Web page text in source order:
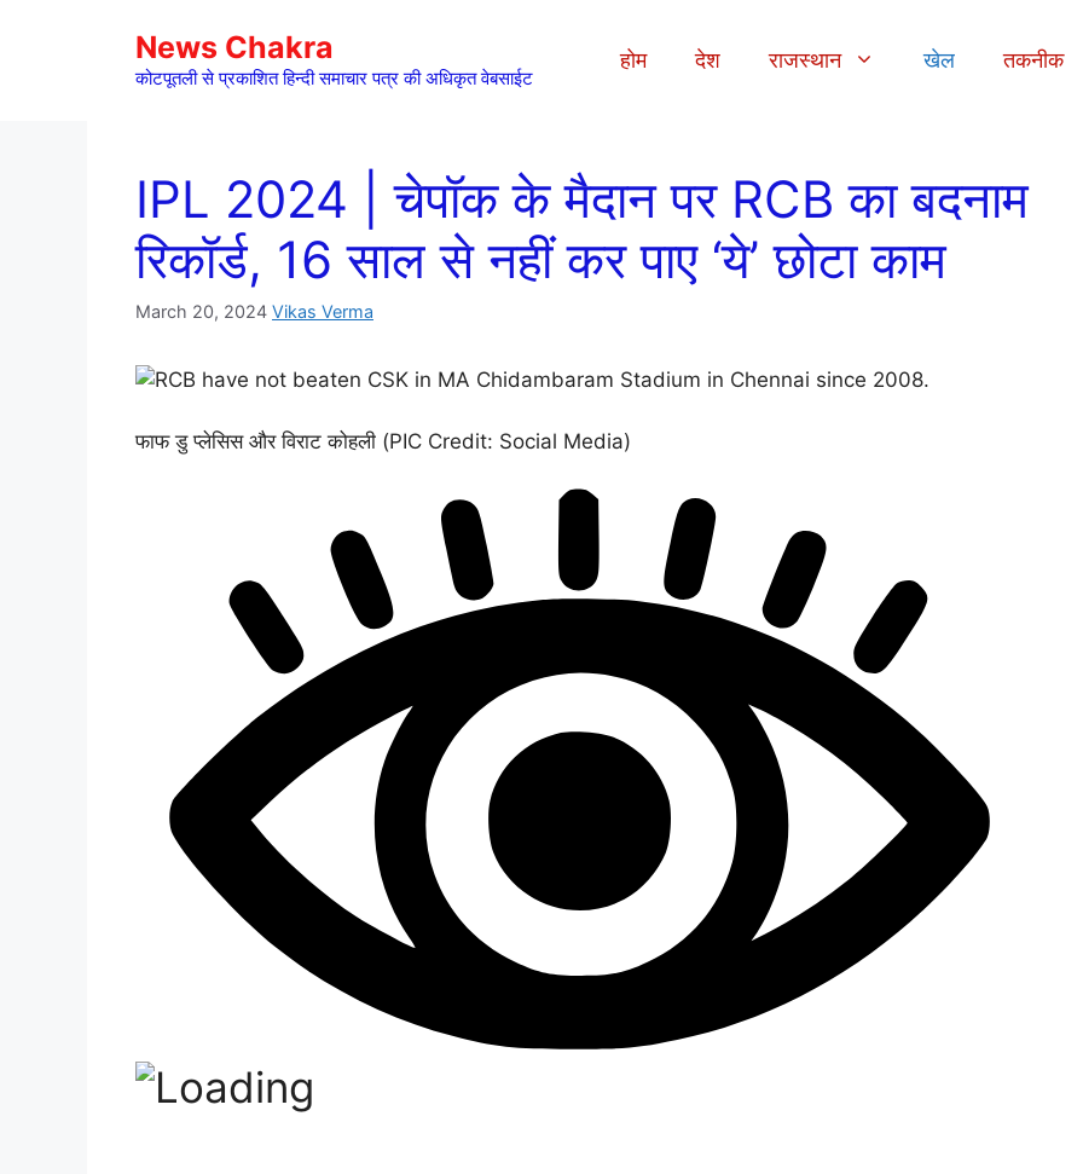
News Chakra
कोटपूतली से प्रकाशित हिन्दी समाचार पत्र की अधिकृत वेबसाईट
होम देश राजस्थान खेल तकनीक
IPL 2024 | चेपॉक के मैदान पर RCB का बदनाम
रिकॉर्ड, 16 साल से नहीं कर पाए ‘ये’ छोटा काम
March 20, 2024 Vikas Verma
फाफ डु प्लेसिस और विराट कोहली (PIC Credit: Social Media)